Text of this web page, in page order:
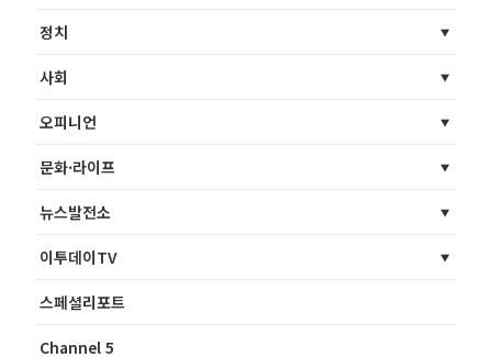
정치
사회
오피니언
문화·라이프
뉴스발전소
이투데이TV
스페셜리포트
Channel 5